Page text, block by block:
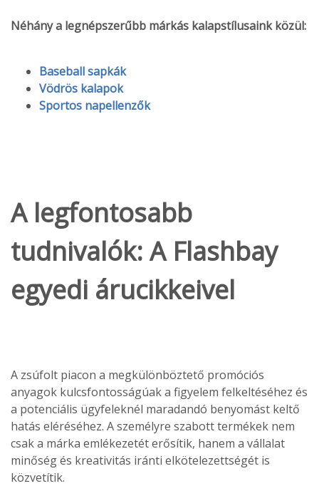
Néhány a legnépszerűbb márkás kalapstílusaink közül:
Baseball sapkák
Vödrös kalapok
Sportos napellenzők
A legfontosabb
tudnivalók: A Flashbay
egyedi árucikkeivel
A zsúfolt piacon a megkülönböztető promóciós
anyagok kulcsfontosságúak a figyelem felkeltéséhez és
a potenciális ügyfeleknél maradandó benyomást keltő
hatás eléréséhez. A személyre szabott termékek nem
csak a márka emlékezetét erősítik, hanem a vállalat
minőség és kreativitás iránti elkötelezettségét is
közvetítik.